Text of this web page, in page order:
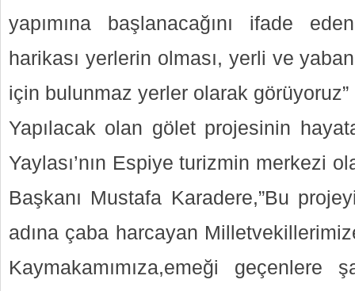
yapımına başlanacağını ifade
harikası yerlerin olması, yerli ve
için bulunmaz yerler olarak görüyoruz”
Yapılacak olan gölet projesinin
Yaylası’nın Espiye turizmin merkezi
Başkanı Mustafa Karadere,”Bu
adına çaba harcayan
Kaymakamımıza,emeği geçenlere